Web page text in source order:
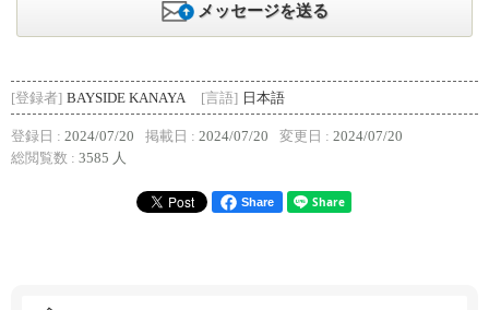
メッセージを送る
[登録者] BAYSIDE KANAYA [言語] 日本語
登録日 : 2024/07/20 掲載日 : 2024/07/20 変更日 : 2024/07/20
総閲覧数 : 3585 人
Share